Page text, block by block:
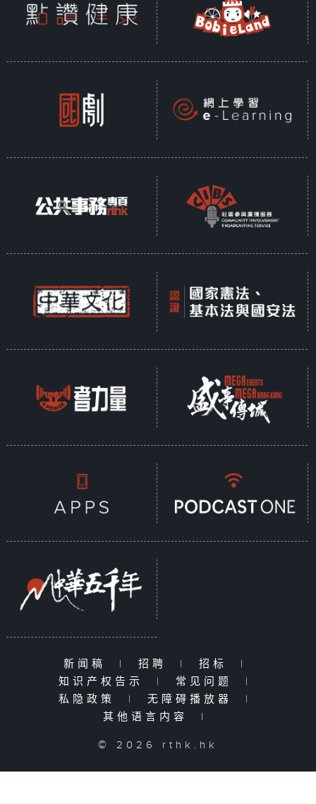
新闻稿 | 招聘 | 招标
|
知识产权告示
| 常见问题
|
私隐政策
| 无障碍播放器
|
其他语言内容
|
© 2026 rthk.hk